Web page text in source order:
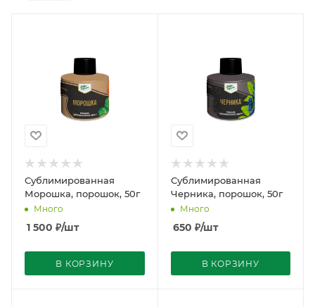
Сублимированная
Морошка, порошок, 50г
Много
1 500 ₽/шт
В КОРЗИНУ
Сублимированная
Черника, порошок, 50г
Много
650 ₽/шт
В КОРЗИНУ